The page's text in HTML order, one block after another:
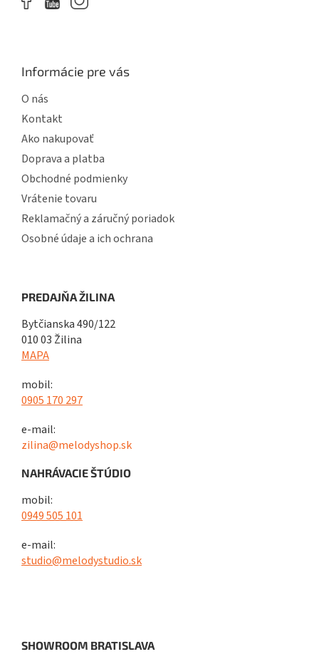
Informácie pre vás
O nás
Kontakt
Ako nakupovať
Doprava a platba
Obchodné podmienky
Vrátenie tovaru
Reklamačný a záručný poriadok
Osobné údaje a ich ochrana
PREDAJŇA ŽILINA
Bytčianska 490/122
010 03 Žilina
MAPA
mobil:
0905 170 297
e-mail:
zilina@melodyshop.sk
NAHRÁVACIE ŠTÚDIO
mobil:
0949 505 101
e-mail:
studio@melodystudio.sk
SHOWROOM BRATISLAVA